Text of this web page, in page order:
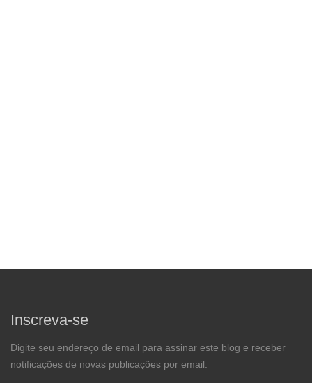
Inscreva-se
Digite seu endereço de email para assinar este blog e receber
notificações de novas publicações por email.